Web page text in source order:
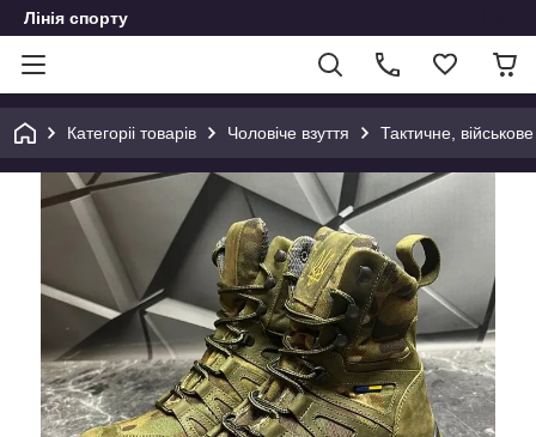
Лінія спорту
Категоріі товарів Чоловіче взуття Тактичне, військове